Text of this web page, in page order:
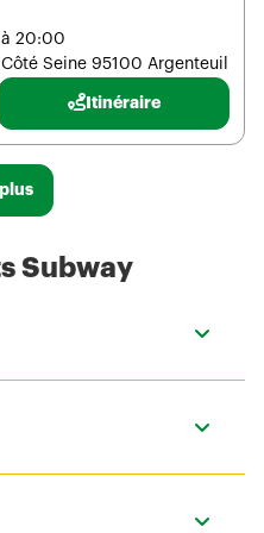
à 20:00
Seine 95100 Argenteuil
Itinéraire
Subway